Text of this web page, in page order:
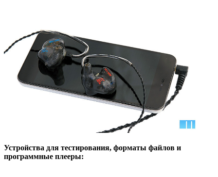
Устройства для тестирования, форматы файлов и
программные плееры: